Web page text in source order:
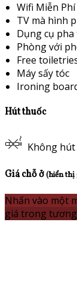
Wifi Miễn Phí
TV mà hình
Dụng cụ
Phòng với
Free
Máy sấy tóc
Ironing
Hút thuốc
Không
Giá chỗ ở(hiển thị
Nhấn vào một
giá trong